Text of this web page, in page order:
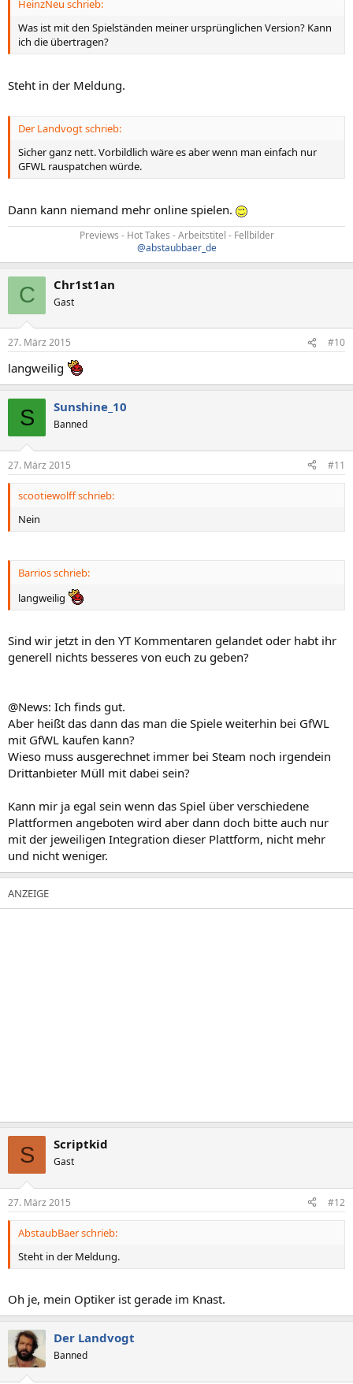
HeinzNeu schrieb:
Was ist mit den Spielständen meiner ursprünglichen Version? Kann
ich die übertragen?
Steht in der Meldung.
Der Landvogt schrieb:
Sicher ganz nett. Vorbildlich wäre es aber wenn man einfach nur
GFWL rauspatchen würde.
Dann kann niemand mehr online spielen.
Previews - Hot Takes - Arbeitstitel - Fellbilder
@abstaubbaer_de
C Chr1st1an
Gast
27. März 2015 #10
langweilig
S Sunshine_10
Banned
27. März 2015 #11
scootiewolff schrieb:
Nein
Barrios schrieb:
langweilig
Sind wir jetzt in den YT Kommentaren gelandet oder habt ihr
generell nichts besseres von euch zu geben?
@News: Ich finds gut.
Aber heißt das dann das man die Spiele weiterhin bei GfWL
mit GfWL kaufen kann?
Wieso muss ausgerechnet immer bei Steam noch irgendein
Drittanbieter Müll mit dabei sein?
Kann mir ja egal sein wenn das Spiel über verschiedene
Plattformen angeboten wird aber dann doch bitte auch nur
mit der jeweiligen Integration dieser Plattform, nicht mehr
und nicht weniger.
S Scriptkid
Gast
27. März 2015 #12
AbstaubBaer schrieb:
Steht in der Meldung.
Oh je, mein Optiker ist gerade im Knast.
Der Landvogt
Banned